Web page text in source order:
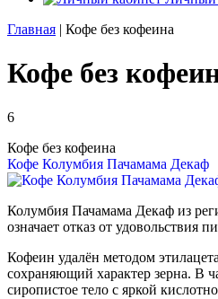
Главная | Кофе без кофеина
Кофе без
6
Кофе без кофеина
Кофе Колумбия Пачамама Декаф
Колумбия Пачамама Декаф из
означает отказ от удовольствия
Кофеин удалён методом
сохраняющий характер зерна. В
сиропистое тело с яркой